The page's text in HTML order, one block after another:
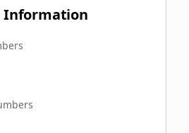
Information